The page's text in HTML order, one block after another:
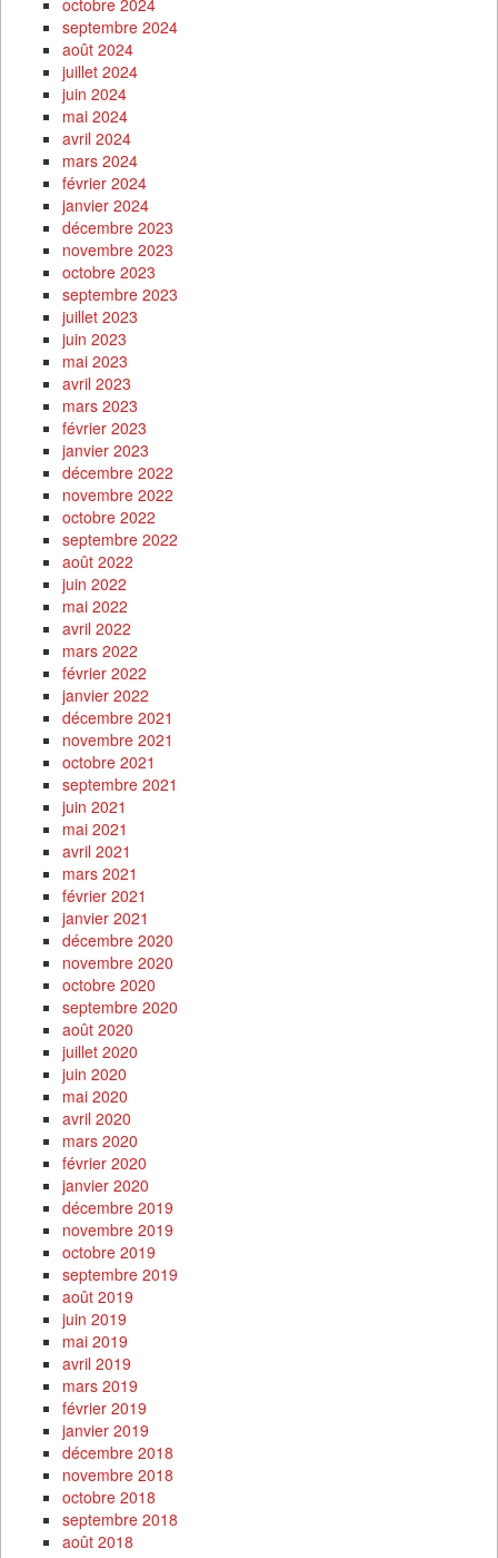
octobre 2024
septembre 2024
août 2024
juillet 2024
juin 2024
mai 2024
avril 2024
mars 2024
février 2024
janvier 2024
décembre 2023
novembre 2023
octobre 2023
septembre 2023
juillet 2023
juin 2023
mai 2023
avril 2023
mars 2023
février 2023
janvier 2023
décembre 2022
novembre 2022
octobre 2022
septembre 2022
août 2022
juin 2022
mai 2022
avril 2022
mars 2022
février 2022
janvier 2022
décembre 2021
novembre 2021
octobre 2021
septembre 2021
juin 2021
mai 2021
avril 2021
mars 2021
février 2021
janvier 2021
décembre 2020
novembre 2020
octobre 2020
septembre 2020
août 2020
juillet 2020
juin 2020
mai 2020
avril 2020
mars 2020
février 2020
janvier 2020
décembre 2019
novembre 2019
octobre 2019
septembre 2019
août 2019
juin 2019
mai 2019
avril 2019
mars 2019
février 2019
janvier 2019
décembre 2018
novembre 2018
octobre 2018
septembre 2018
août 2018